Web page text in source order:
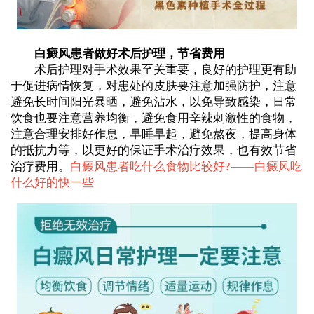
白癜风患者做好术后护理，节省费用
术后护理对手术效果至关重要，良好的护理更有助
于促进病情恢复，对患处的皮肤要注意加强防护，注意
避免长时间阳光暴晒，避免沾水，以免导致感染，日常
饮食也要注意营养均衡，避免食用辛辣刺激性的食物，
注意合理安排好作息，早睡早起，避免熬夜，提高身体
的抵抗力等，以更好的保证手术治疗效果，也有效节省
治疗费用。 白癜风患者吃什么食物比较好?——白癜风吃
什么好的快一些